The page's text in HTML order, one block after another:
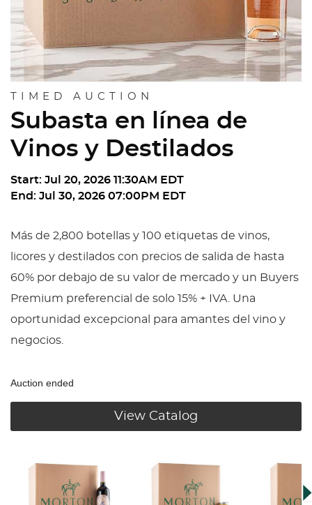
TIMED AUCTION
Subasta en línea de
Vinos y Destilados
Start: Jul 20, 2026 11:30AM EDT
End: Jul 30, 2026 07:00PM EDT
Más de 2,800 botellas y 100 etiquetas de vinos,
licores y destilados con precios de salida de hasta
60% por debajo de su valor de mercado y un Buyers
Premium preferencial de solo 15% + IVA. Una
oportunidad excepcional para amantes del vino y
negocios.
Auction ended
View Catalog